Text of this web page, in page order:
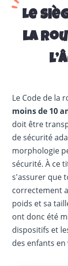
Le
la
Le Code de la
moins de 10
doit être
de sécurité
morphologie
sécurité. À ce
s'assurer que
correctement
poids et sa
ont donc été
dispositifs et
des enfants